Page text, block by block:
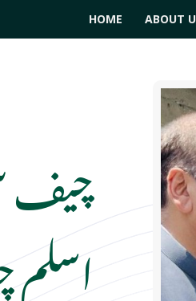
HOME ABOUT
چیف